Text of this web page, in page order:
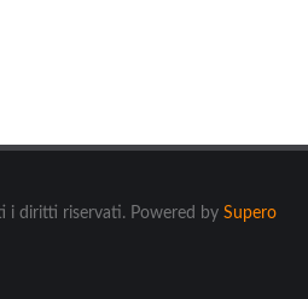
diritti riservati. Powered by Supero